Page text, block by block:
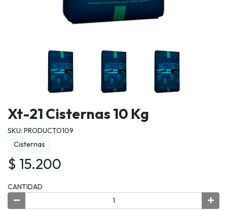
Xt-21 Cisternas 10 Kg
SKU: PRODUCTO109
Cisternas
$ 15.200
CANTIDAD